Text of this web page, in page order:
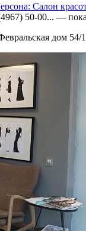
Салон
50-00... —
дом 54/